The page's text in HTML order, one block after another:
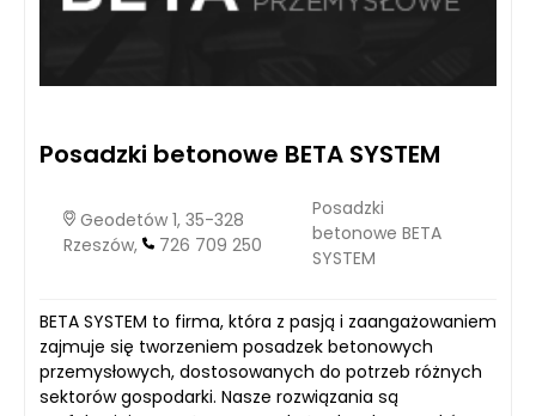
Posadzki betonowe BETA SYSTEM
Geodetów 1, 35-328
Rzeszów,
726 709 250
Posadzki
betonowe BETA
SYSTEM
BETA SYSTEM to firma, która z pasją i zaangażowaniem
zajmuje się tworzeniem posadzek betonowych
przemysłowych, dostosowanych do potrzeb różnych
sektorów gospodarki. Nasze rozwiązania są